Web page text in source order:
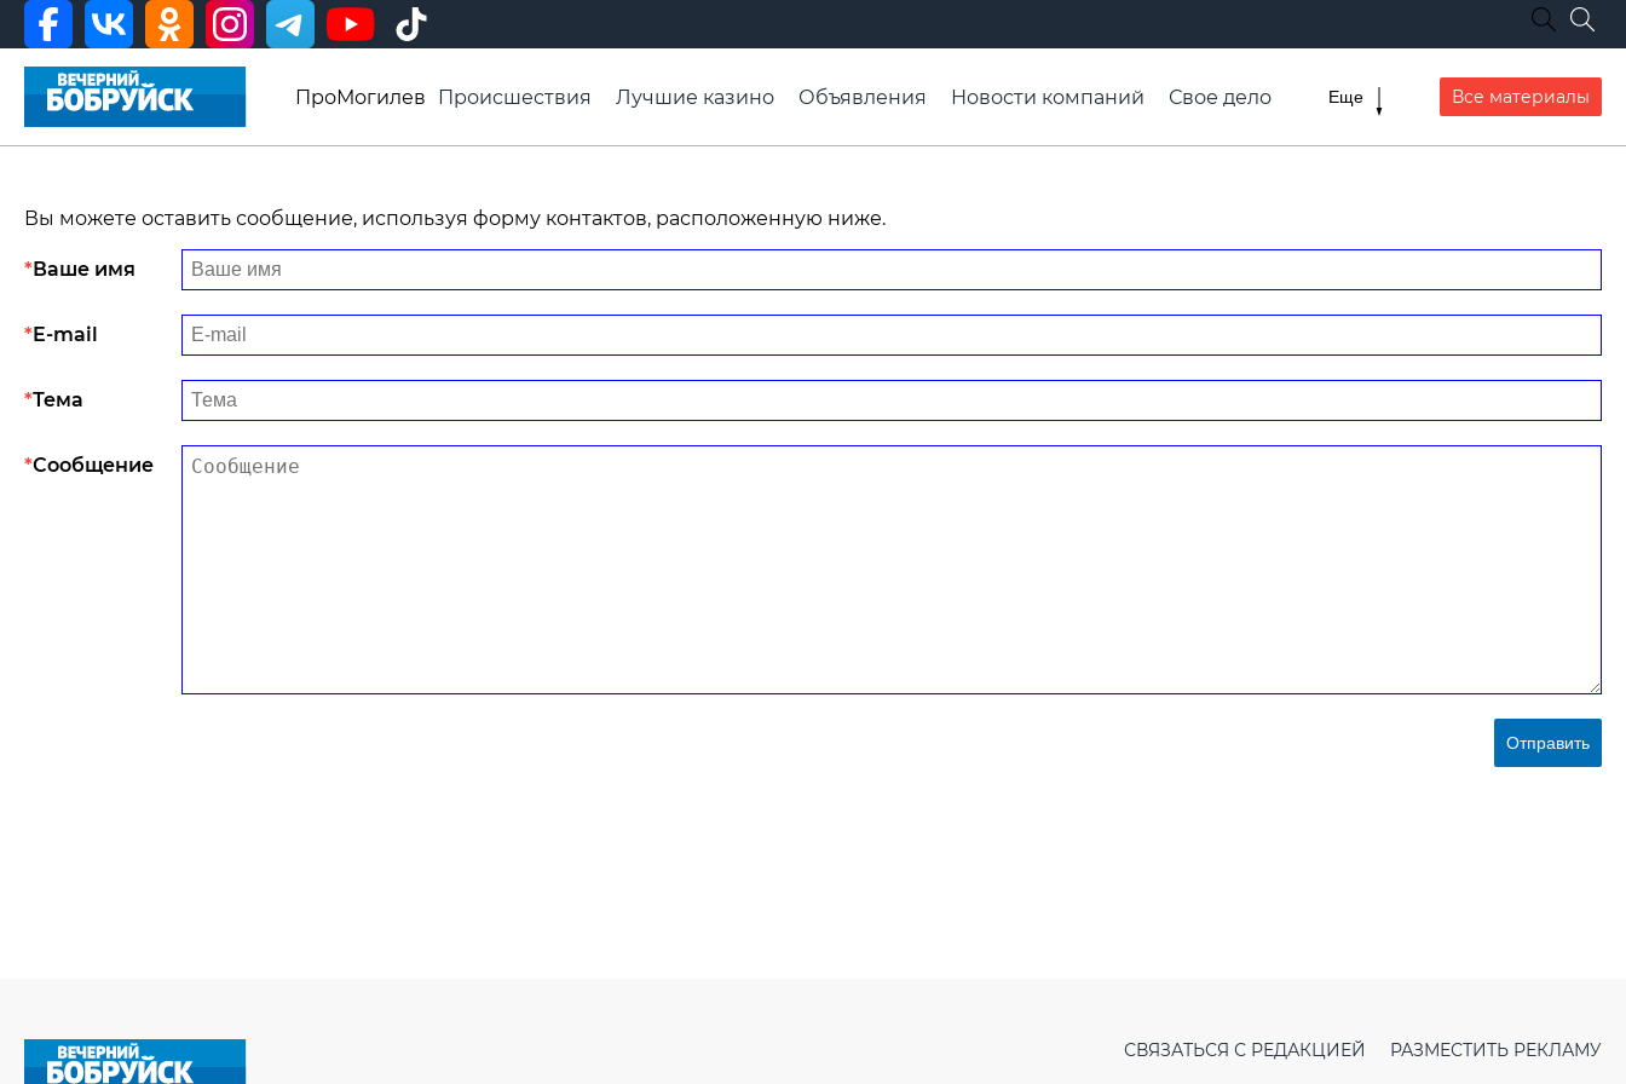
ПроМогилев Происшествия Лучшие казино Объявления Новости компаний
Свое дело
Видео ВБ
Еще Все материалы
Вы можете оставить сообщение, используя форму контактов, расположенную ниже.
Ваше имя
E-mail
Тема
Сообщение
Отправить
СВЯЗАТЬСЯ С РЕДАКЦИЕЙ РАЗМЕСТИТЬ РЕКЛАМУ